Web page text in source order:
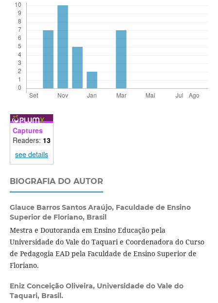
Captures
Readers: 13
see details
BIOGRAFIA DO AUTOR
Glauce Barros Santos Araújo, Faculdade de Ensino
Superior de Floriano, Brasil
Mestra e Doutoranda em Ensino Educação pela
Universidade do Vale do Taquari e Coordenadora do Curso
de Pedagogia EAD pela Faculdade de Ensino Superior de
Floriano.
Eniz Conceição Oliveira, Universidade do Vale do
Taquari, Brasil.